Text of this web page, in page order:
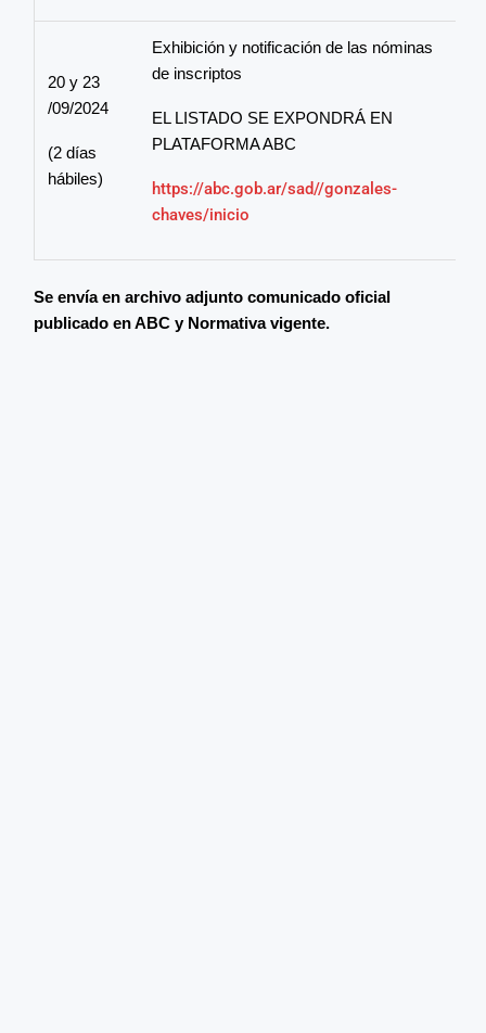
20 y 23
/09/2024
(2 días
hábiles)
Exhibición y notificación de las nóminas
de inscriptos
EL LISTADO SE EXPONDRÁ EN
PLATAFORMA ABC
https://abc.gob.ar/sad//gonzales-
chaves/inicio
Se envía en archivo adjunto comunicado oficial
publicado en ABC y Normativa vigente.